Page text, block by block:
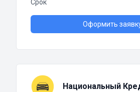
Срок
Оформить
Национальный